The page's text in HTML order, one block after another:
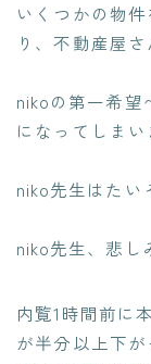
いくつかの物
り、不動産屋
nikoの第一希
になってしまい
niko先生はたい
niko先生、悲
内覧1時間前に
が半分以上下